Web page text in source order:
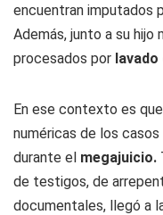
encuentran imputados
Además, junto a su hijo
procesados por
En ese contexto es
numéricas de los casos
durante el megajuicio.
de testigos, de
documentales, llegó a